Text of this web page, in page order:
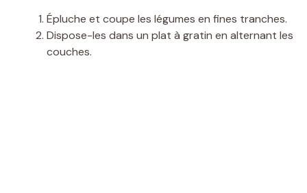
Épluche et coupe les légumes en fines tranches.
Dispose-les dans un plat à gratin en alternant les
couches.